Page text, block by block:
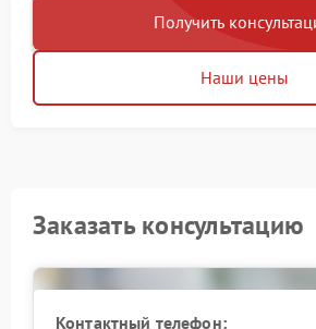
Получить
Наши цены
Заказать консультацию
Контактный телефон: